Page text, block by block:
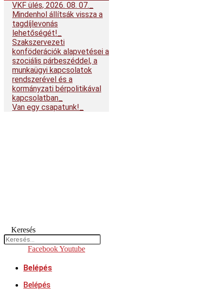
VKF ülés, 2026. 08. 07.
Mindenhol állítsák vissza a
tagdíjlevonás
lehetőségét!
Szakszervezeti
konföderációk alapvetései a
szociális párbeszéddel, a
munkaügyi kapcsolatok
rendszerével és a
kormányzati bérpolitikával
kapcsolatban
Van egy csapatunk!
Keresés
FacebookYoutube
Belépés
Belépés